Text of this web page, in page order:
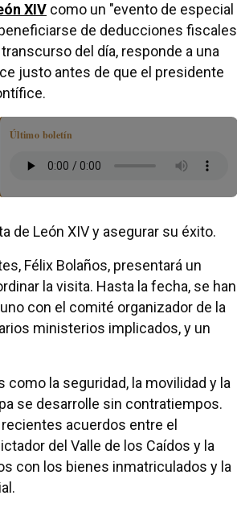
XIV como un "evento de especial
de deducciones fiscales
del día, responde a una
justo antes de que el presidente
Último boletín
de León XIV y asegurar su éxito.
Félix Bolaños, presentará un
la visita. Hasta la fecha, se han
con el comité organizador de la
ministerios implicados, y un
la seguridad, la movilidad y la
se desarrolle sin contratiempos.
acuerdos entre el
del Valle de los Caídos y la
con los bienes inmatriculados y la